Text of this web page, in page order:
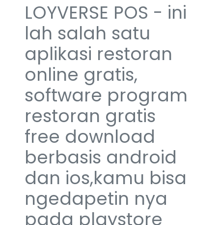
LOYVERSE POS - ini
lah salah satu
aplikasi restoran
online gratis,
software program
restoran gratis
free download
berbasis android
dan ios,kamu bisa
ngedapetin nya
pada playstore